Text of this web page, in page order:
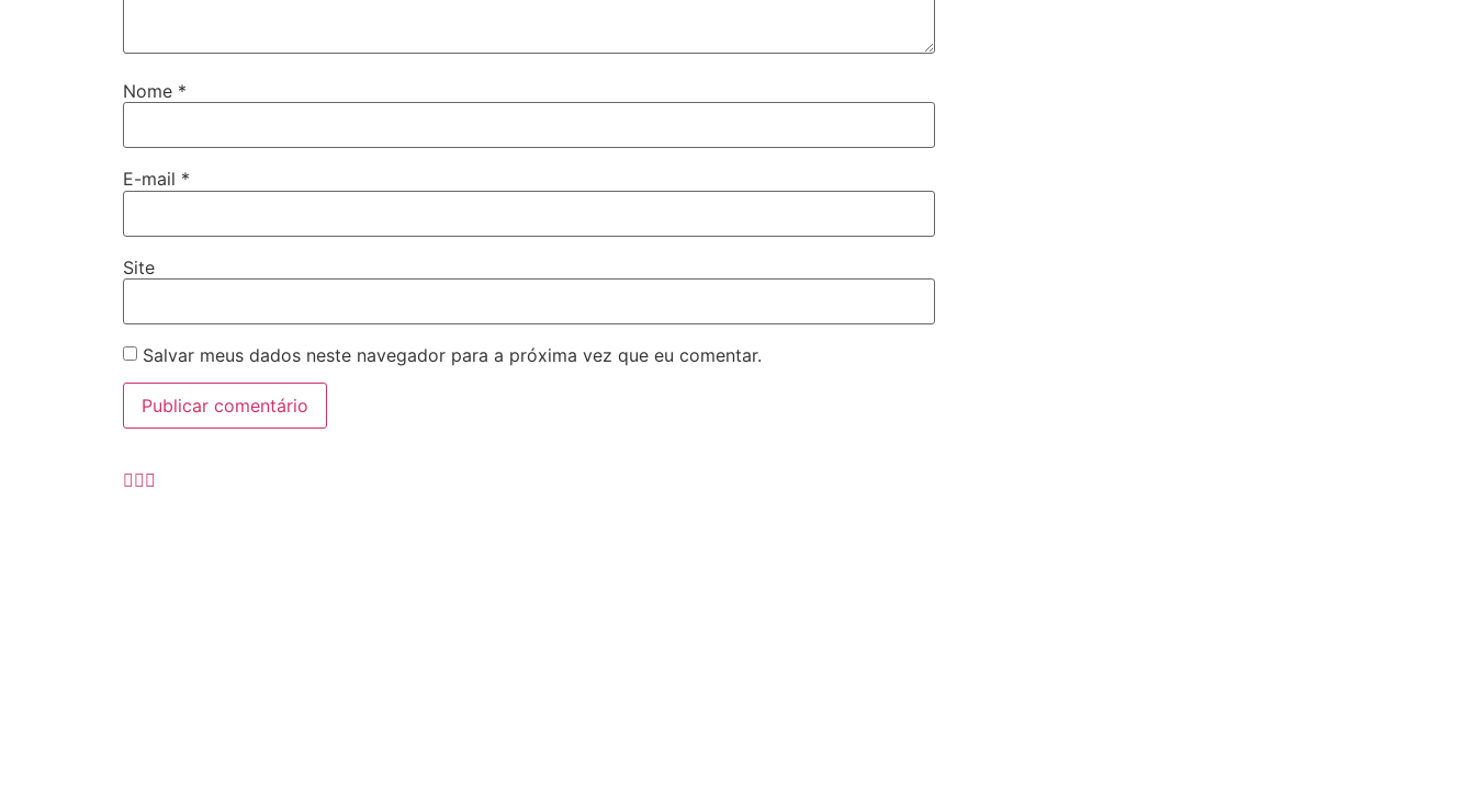
Nome *
E-mail *
Site
Salvar meus dados neste navegador para a próxima vez que eu comentar.